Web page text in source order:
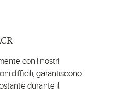
con i nostri
difficili, garantiscono
durante il